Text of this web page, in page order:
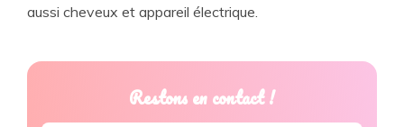
aussi cheveux et appareil électrique.
Restons en contact !